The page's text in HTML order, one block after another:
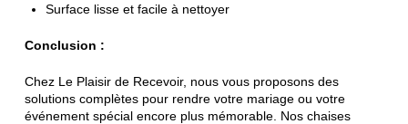
Surface lisse et facile à nettoyer
Conclusion :
Chez Le Plaisir de Recevoir, nous vous proposons des
solutions complètes pour rendre votre mariage ou votre
événement spécial encore plus mémorable. Nos chaises